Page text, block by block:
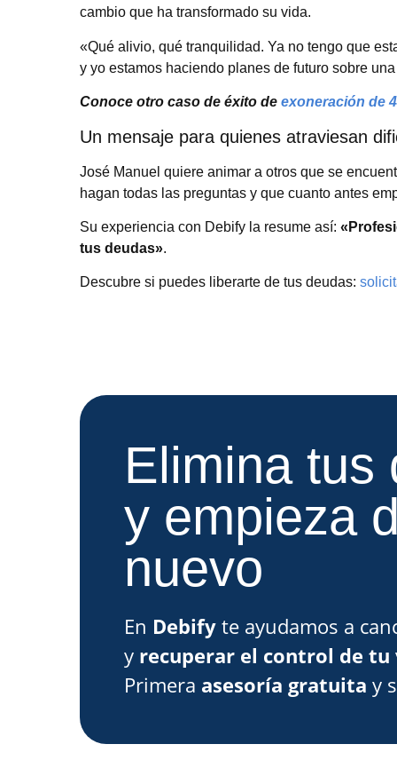
cambio que ha transformado su vida.
«Qué alivio, qué tranquilidad. Ya no tengo que
y yo estamos haciendo planes de futuro sobre
Conoce otro caso de éxito de exoneración de
Un mensaje para quienes atraviesan
José Manuel quiere animar a otros que se
hagan todas las preguntas y que cuanto antes
Su experiencia con Debify la resume así:
tus deudas».
Descubre si puedes liberarte de tus deudas:
Elimina tus
y empieza
nuevo
En Debify te ayudamos a
y recuperar el control de
Primera asesoría gratuita y